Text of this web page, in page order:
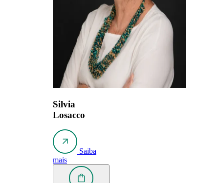
Silvia
Losacco
Saiba
mais